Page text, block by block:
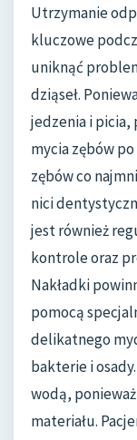
Utrzymanie
kluczowe
uniknąć
dziąseł.
jedzenia i picia,
mycia zębów
zębów co
nici
jest również
kontrole oraz
Nakładki
pomocą
delikatnego
bakterie i
wodą,
materiału.